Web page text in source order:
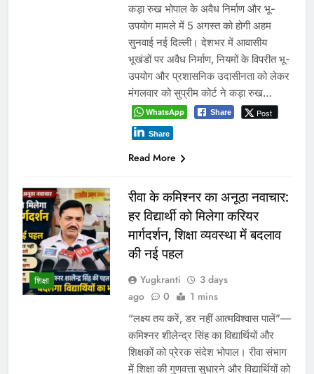
कड़ा रुख भोपाल के अवैध निर्माण और भू-
उपयोग मामले में 5 अगस्त को होगी अहम
सुनवाई नई दिल्ली। देशभर में आवासीय
भूखंडों पर अवैध निर्माण, नियमों के विपरीत भू-
उपयोग और प्रशासनिक उदासीनता को लेकर
मंगलवार को सुप्रीम कोर्ट ने कड़ा रुख…
WhatsApp Share Post
Share
Read More
शिक्षा
रीवा के कमिश्नर का अनूठा नवाचार:
हर विद्यार्थी को मिलेगा करियर
मार्गदर्शन, शिक्षा व्यवस्था में बदलाव
की नई पहल
Yugkranti
3 days
ago
0 1 mins
“लक्ष्य तय करें, डर नहीं आत्मविश्वास पालें”—
कमिश्नर शीलेन्द्र सिंह का विद्यार्थियों और
शिक्षकों को प्रेरक संदेश भोपाल। रीवा संभाग
में शिक्षा की गुणवत्ता सुधारने और विद्यार्थियों को